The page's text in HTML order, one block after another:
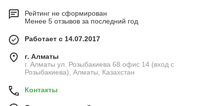
Рейтинг не сформирован
Менее 5 отзывов за последний год
Работает с 14.07.2017
г. Алматы
г. Алматы ул. Розыбакиева 68 офис 14 (вход с
Розыбакиева), Алматы, Казахстан
Контакты